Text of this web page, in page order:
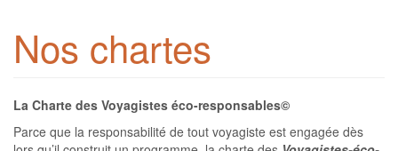
Nos chartes
La Charte des Voyagistes éco-responsables©
Parce que la responsabilité de tout voyagiste est engagée dès